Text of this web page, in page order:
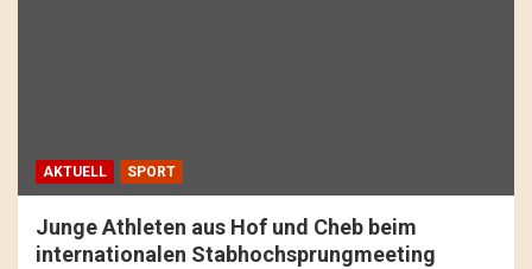
AKTUELL SPORT
Junge Athleten aus Hof und Cheb beim
internationalen Stabhochsprungmeeting